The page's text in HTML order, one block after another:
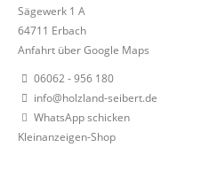
Sägewerk 1 A
64711 Erbach
Anfahrt über Google Maps
06062 - 956 180
info@holzland-seibert.de
WhatsApp schicken
Kleinanzeigen-Shop